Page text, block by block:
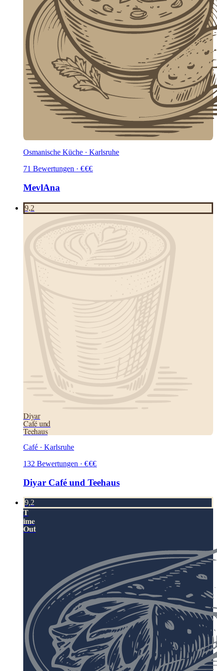
Osmanische Küche · Karlsruhe
71 Bewertungen · €€€
MevlAna
9,2
Diyar
Café und
Teehaus
Café · Karlsruhe
132 Bewertungen · €€€
Diyar Café und Teehaus
9,2
T
ime
Out